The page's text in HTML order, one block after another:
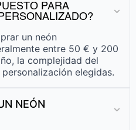
PARA
un neón
entre 50 € y 200
la complejidad del
elegidas.
NEÓN